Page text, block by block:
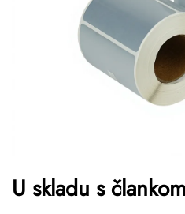
U skladu s